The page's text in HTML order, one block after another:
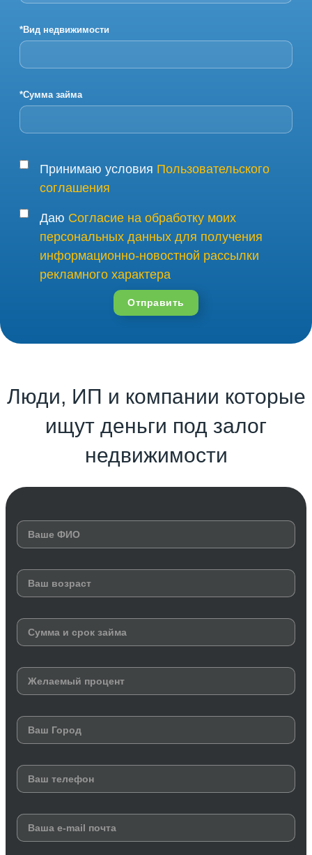
*Вид недвижимости
*Сумма займа
Принимаю условия Пользовательского
соглашения
Даю Согласие на обработку моих
персональных данных для получения
информационно-новостной рассылки
рекламного характера
Отправить
Люди, ИП и компании которые
ищут деньги под залог
недвижимости